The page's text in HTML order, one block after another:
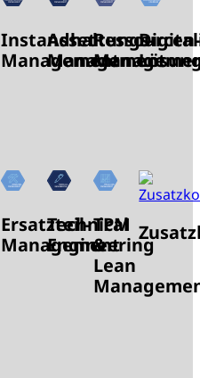
Instandhaltungs-
Management
Asset
Management
Ressourcen-
Ersatzteil-
Management
Technical
Engineering
TPM
&
Lean